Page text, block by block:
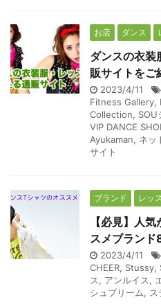
お店 ダンス
ダンスの衣装
販サイトをご
2023/4/11
Fitness Gallery,
Collection, SOU
VIP DANCE
Ayukaman, ネッ
サイト
ブランド レッ
【必見】人
スメブランド
2023/4/11
CHEER, Stussy,
ス, アンルイス,
シュプリーム,